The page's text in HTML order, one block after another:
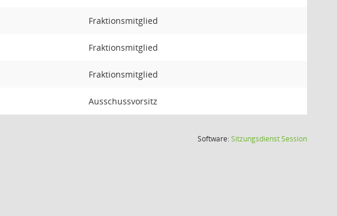
Fraktionsmitglied
Fraktionsmitglied
Fraktionsmitglied
Ausschussvorsitz
Software:SitzungsdienstSession(Wird in